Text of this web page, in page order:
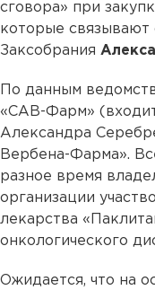
сговора» при
которые связывают
Заксобрания
По данным
«САВ-Фарм»
Александра
Вербена-Фарма».
разное время
организации
лекарства
онкологического
Ожидается, что на